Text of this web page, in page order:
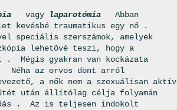
vagy laparotómia
Abban
kevésbé traumatikus egy nő .
speciális szerszámok, amelyek
lehetõvé teszi, hogy a
Mégis gyakran van kockázata
Néha az orvos dönt arról
a nők nem a szexuálisan aktív
után állítólag célja folyamán
. Az is teljesen indokolt